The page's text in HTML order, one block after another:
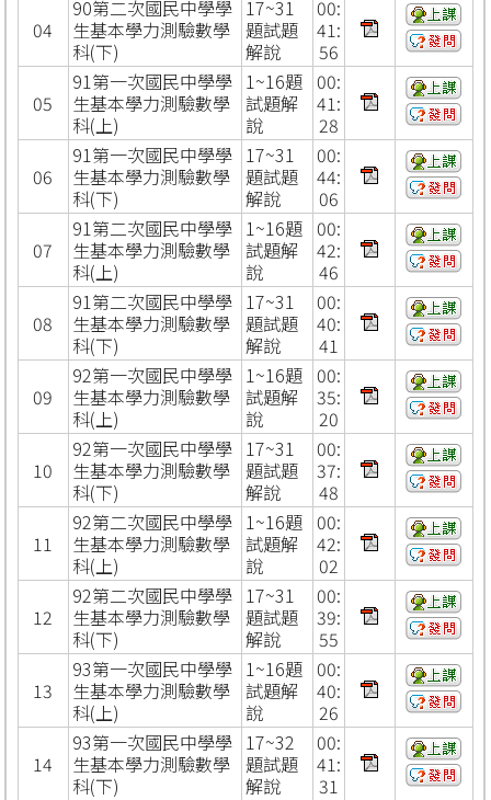
04
90第二次國民中學學
生基本學力測驗數學
科(下)
17~31
題試題
解說
00:
41:
56
05
91第一次國民中學學
生基本學力測驗數學
科(上)
1~16題
試題解
說
00:
41:
28
06
91第一次國民中學學
生基本學力測驗數學
科(下)
17~31
題試題
解說
00:
44:
06
07
91第二次國民中學學
生基本學力測驗數學
科(上)
1~16題
試題解
說
00:
42:
46
08
91第二次國民中學學
生基本學力測驗數學
科(下)
17~31
題試題
解說
00:
40:
41
09
92第一次國民中學學
生基本學力測驗數學
科(上)
1~16題
試題解
說
00:
35:
20
10
92第一次國民中學學
生基本學力測驗數學
科(下)
17~31
題試題
解說
00:
37:
48
11
92第二次國民中學學
生基本學力測驗數學
科(上)
1~16題
試題解
說
00:
42:
02
12
92第二次國民中學學
生基本學力測驗數學
科(下)
17~31
題試題
解說
00:
39:
55
13
93第一次國民中學學
生基本學力測驗數學
科(上)
1~16題
試題解
說
00:
40:
26
14
93第一次國民中學學
生基本學力測驗數學
科(下)
17~32
題試題
解說
00:
41:
31